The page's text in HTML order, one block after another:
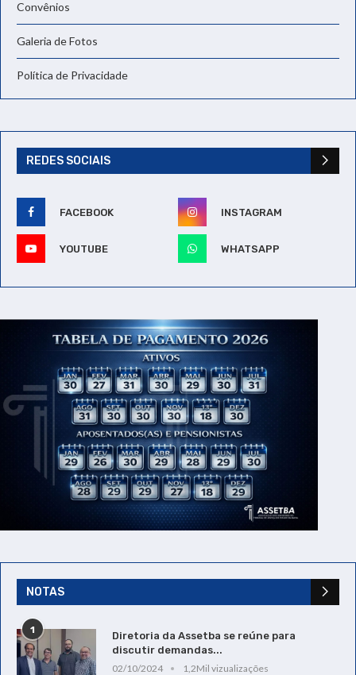
Convênios
Galeria de Fotos
Política de Privacidade
REDES SOCIAIS
FACEBOOK INSTAGRAM
YOUTUBE WHATSAPP
NOTAS
1
Diretoria da Assetba se reúne para
discutir demandas...
02/10/2024
1,2Mil vizualizações